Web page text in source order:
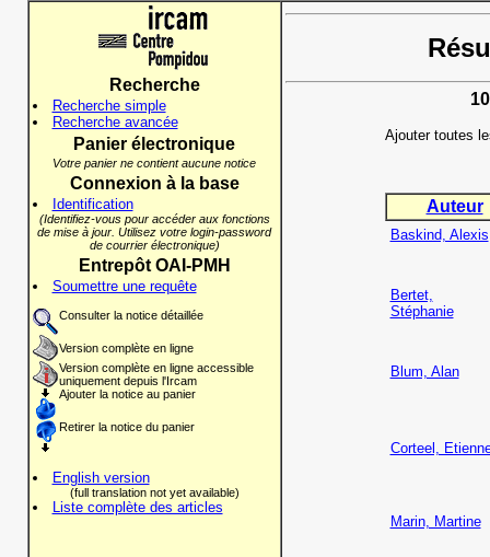
Recherche
Recherche simple
Recherche avancée
Panier électronique
Votre panier ne contient aucune notice
Connexion à la base
Identification
(Identifiez-vous pour accéder aux fonctions
de mise à jour. Utilisez votre login-password
de courrier électronique)
Entrepôt OAI-PMH
Soumettre une requête
Consulter la notice détaillée
Version complète en ligne
Version complète en ligne accessible
uniquement depuis l'Ircam
Ajouter la notice au panier
Retirer la notice du panier
English version
(full translation not yet available)
Liste complète des articles
Ajouter toutes
Auteur
Baskind, Alexis
Bertet,
Stéphanie
Blum, Alan
Corteel,
Marin, Martine